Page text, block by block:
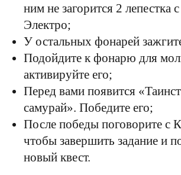
ним не загорится 2 лепестка
Электро;
У остальных фонарей
Подойдите к фонарю для
активируйте его;
Перед вами появится
самурай». Победите его;
После победы поговорите с
чтобы завершить задание и
новый квест.